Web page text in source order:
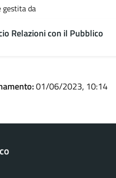
gestita da
Relazioni con il Pubblico
01/06/2023, 10:14